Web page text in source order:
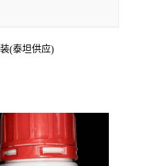
(泰坦供应)